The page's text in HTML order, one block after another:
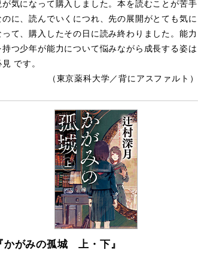
が気になって購入しました。本を読むことが苦手
のに、読んでいくにつれ、先の展開がとても気に
って、購入したその日に読み終わりました。能力
持つ少年が能力について悩みながら成長する姿は
見 です。
（東京薬科大学／背にアスファルト）
かがみの孤城 上・下』